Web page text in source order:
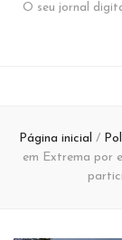
O seu jornal
Página inicial /
em Extrema por